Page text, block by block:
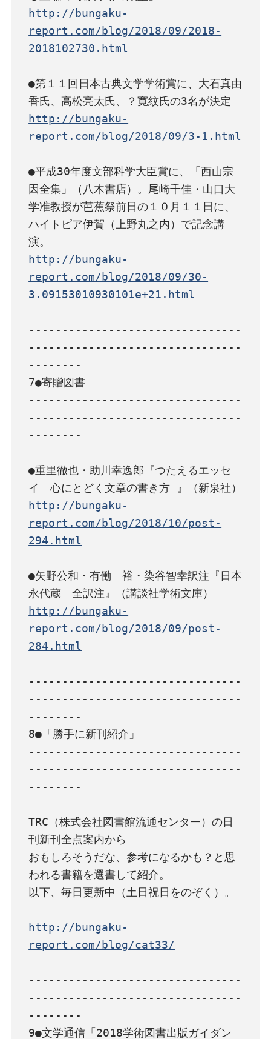
http://bungaku-
report.com/blog/2018/09/2018-
2018102730.html
●第１１回日本古典文学学術賞に、大石真由
http://bungaku-
report.com/blog/2018/09/3-1.html
●平成30年度文部科学大臣賞に、「西山宗
因全集」（八木書店）。尾崎千佳・山口大
学准教授が芭蕉祭前日の１０月１１日に、
ハイトピア伊賀（上野丸之内）で記念講
http://bungaku-
report.com/blog/2018/09/30-
3.09153010930101e+21.html
--------------------------------
--------------------------------
--------
7●寄贈図書
--------------------------------
--------------------------------
--------
●重里徹也・助川幸逸郎『つたえるエッセ
http://bungaku-
report.com/blog/2018/10/post-
294.html
●矢野公和・有働　裕・染谷智幸訳注『日本
http://bungaku-
report.com/blog/2018/09/post-
284.html
--------------------------------
--------------------------------
--------
8●「勝手に新刊紹介」
--------------------------------
--------------------------------
--------
TRC（株式会社図書館流通センター）の日
刊新刊全点案内から
おもしろそうだな、参考になるかも？と思
われる書籍を選書して紹介。
以下、毎日更新中（土日祝日をのぞく）。
http://bungaku-
report.com/blog/cat33/
--------------------------------
--------------------------------
--------
9●文学通信「2018学術図書出版ガイダン